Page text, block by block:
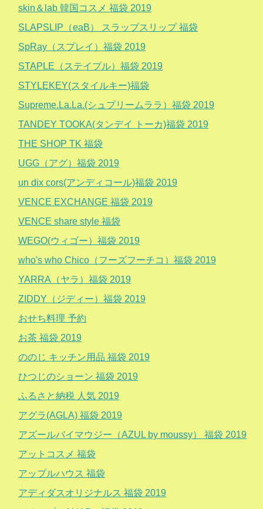
skin＆lab 韓国コスメ 福袋 2019
SLAPSLIP（eaB） スラップスリップ 福袋
SpRay（スプレイ）福袋 2019
STAPLE（ステイプル）福袋 2019
STYLEKEY(スタイルキー)福袋
Supreme.La.La.(シュプリームララ）福袋 2019
TANDEY TOOKA(タンデイ トーカ)福袋 2019
THE SHOP TK 福袋
UGG（アグ）福袋 2019
un dix cors(アンディコール)福袋 2019
VENCE EXCHANGE 福袋 2019
VENCE share style 福袋
WEGO(ウィゴー）福袋 2019
who's who Chico（フーズフーチコ）福袋 2019
YARRA（ヤラ）福袋 2019
ZIDDY（ジディー）福袋 2019
おせち料理 予約
お茶 福袋 2019
ののじ キッチン用品 福袋 2019
ひつじのショーン 福袋 2019
ふるさと納税 人気 2019
アグラ(AGLA) 福袋 2019
アズールバイマウジー（AZUL by moussy） 福袋 2019
アットコスメ 福袋
アップルハウス 福袋
アディダスオリジナルス 福袋 2019